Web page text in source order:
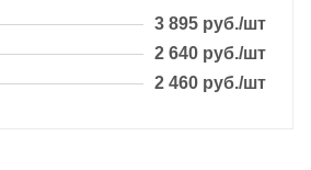
3 895 руб./шт
2 640 руб./шт
2 460 руб./шт